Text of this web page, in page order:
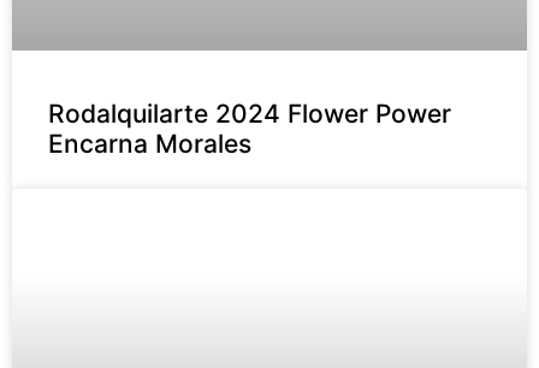
Rodalquilarte 2024 Flower Power
Encarna Morales